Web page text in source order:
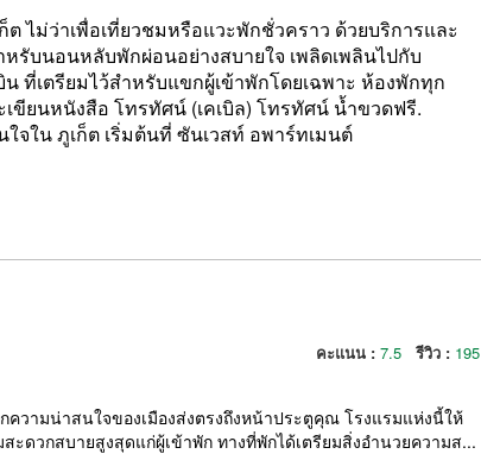
ม่ว่าเพื่อเที่ยวชมหรือแวะพักชั่วคราว ด้วยบริการและ
บนอนหลับพักผ่อนอย่างสบายใจ เพลิดเพลินไปกับ
ที่เตรียมไว้สำหรับแขกผู้เข้าพักโดยเฉพาะ ห้องพักทุก
ยนหนังสือ โทรทัศน์ (เคเบิล) โทรทัศน์ น้ำขวดฟรี.
ใน ภูเก็ต เริ่มต้นที่ ซันเวสท์ อพาร์ทเมนต์
คะแนน : 7.5 รีวิว : 195
ความน่าสนใจของเมืองส่งตรงถึงหน้าประตูคุณ โรงแรมแห่งนี้ให้
ดวกสบายสูงสุดแก่ผู้เข้าพัก ทางที่พักได้เตรียมสิ่งอำนวยความส...